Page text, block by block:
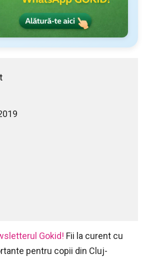
Gokid! Fii la curent cu
pentru copii din Cluj-